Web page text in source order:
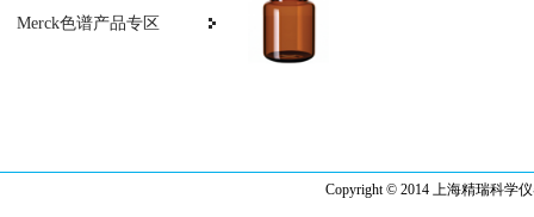
Merck色谱产品专区
Copyright © 2014 上海精瑞科学